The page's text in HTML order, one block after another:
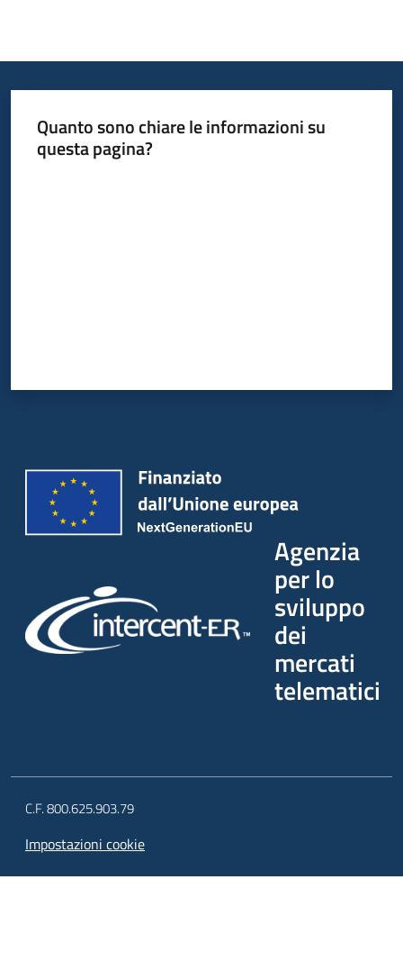
Quanto sono chiare le informazioni su
questa pagina?
Agenzia
per lo
sviluppo
dei
mercati
telematici
C.F. 800.625.903.79
Impostazioni cookie